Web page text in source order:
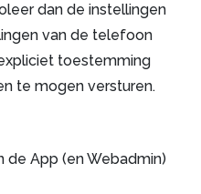
dan de instellingen
van de telefoon
toestemming
te mogen versturen.
de App (en Webadmin)